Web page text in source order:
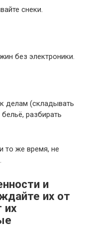
снеки.
без электроники.
делам (складывать
разбирать
то же время, не
и
их от
их